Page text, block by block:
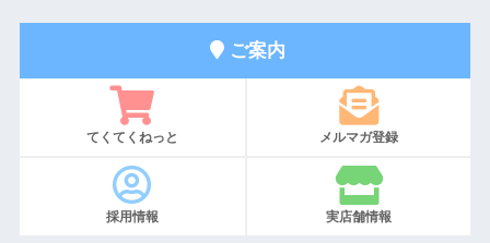
ご案内
てくてくねっと メルマガ登録
採用情報 実店舗情報